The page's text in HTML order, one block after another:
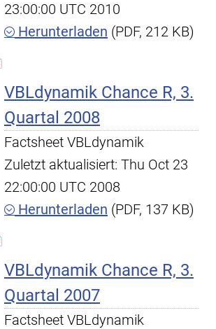
23:00:00 UTC 2010
Herunterladen (PDF, 212 KB)
VBLdynamik Chance R, 3.
Quartal 2008
Factsheet VBLdynamik
Zuletzt aktualisiert: Thu Oct 23
22:00:00 UTC 2008
Herunterladen (PDF, 137 KB)
VBLdynamik Chance R, 3.
Quartal 2007
Factsheet VBLdynamik